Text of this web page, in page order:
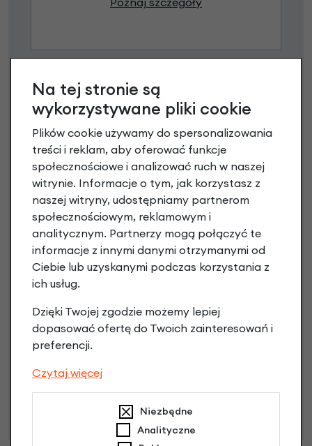
Raty 0%
3 miesiące nie płacisz
Raty do 60 miesięcy
66 Kodeksu Cywilnego. Ostateczna decyzja o warunkach
i przyznaniu kredytu zostanie podjęta po ocenie
zdolności kredytowej.
Na tej stronie są
wykorzystywane pliki cookie
Plików cookie używamy do spersonalizowania
treści i reklam, aby oferować funkcje
społecznościowe i analizować ruch w naszej
witrynie. Informacje o tym, jak korzystasz z
naszej witryny, udostępniamy partnerom
społecznościowym, reklamowym i
analitycznym. Partnerzy mogą połączyć te
informacje z innymi danymi otrzymanymi od
Ciebie lub uzyskanymi podczas korzystania z
ich usług.
Dzięki Twojej zgodzie możemy lepiej
dopasować ofertę do Twoich zainteresowań i
preferencji.
Czytaj więcej
Niezbędne
Analityczne